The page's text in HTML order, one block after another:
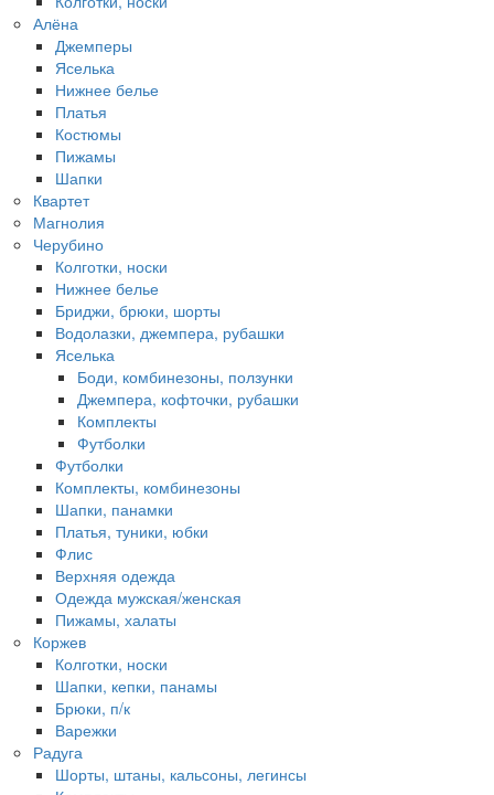
Алёна
Джемперы
Яселька
Нижнее белье
Платья
Костюмы
Пижамы
Шапки
Квартет
Магнолия
Черубино
Колготки, носки
Нижнее белье
Бриджи, брюки, шорты
Водолазки, джемпера, рубашки
Яселька
Боди, комбинезоны, ползунки
Джемпера, кофточки, рубашки
Комплекты
Футболки
Футболки
Комплекты, комбинезоны
Шапки, панамки
Платья, туники, юбки
Флис
Верхняя одежда
Одежда мужская/женская
Пижамы, халаты
Коржев
Колготки, носки
Шапки, кепки, панамы
Брюки, п/к
Варежки
Радуга
Шорты, штаны, кальсоны, легинсы